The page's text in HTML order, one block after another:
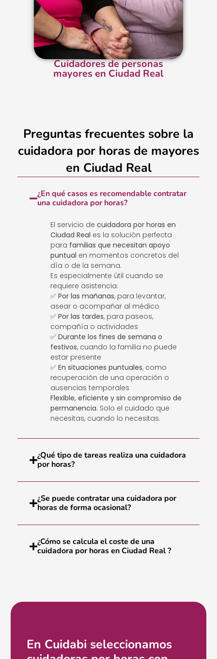
Cuidadores de personas
mayores en Ciudad Real
Preguntas frecuentes sobre la
cuidadora por horas de mayores
en Ciudad Real
¿En qué casos es recomendable contratar
una cuidadora por horas?
El servicio de cuidadora por horas en
Ciudad Real es la solución perfecta
para familias que necesitan apoyo
puntual en momentos concretos del
día o de la semana.
Es especialmente útil cuando se
requiere asistencia:
✅ Por las mañanas, para levantar,
asear o acompañar al médico
✅ Por las tardes, para paseos,
compañía o actividades
✅ Durante los fines de semana o
festivos, cuando la familia no puede
estar presente
✅ En situaciones puntuales, como
recuperación de una operación o
ausencias temporales
Flexible, eficiente y sin compromiso de
permanencia. Solo el cuidado que
necesitas, cuando lo necesitas.
¿Qué tipo de tareas realiza una cuidadora
por horas?
¿Se puede contratar una cuidadora por
horas de forma ocasional?
¿Cómo se calcula el coste de una
cuidadora por horas en Ciudad Real ?
En Cuidabi seleccionamos